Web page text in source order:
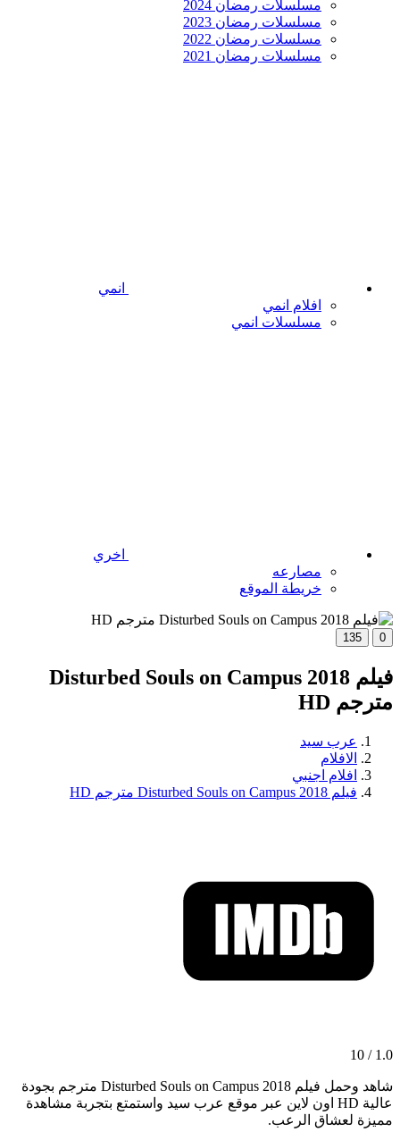
مسلسلات رمضان 2024
مسلسلات رمضان 2023
مسلسلات رمضان 2022
مسلسلات رمضان 2021
انمي
افلام انمي
مسلسلات انمي
اخري
مصارعه
خريطة الموقع
0
135
فيلم Disturbed Souls on Campus 2018
مترجم HD
عرب سيد
الافلام
افلام اجنبي
فيلم Disturbed Souls on Campus 2018 مترجم HD
1.0 / 10
شاهد وحمل فيلم Disturbed Souls on Campus 2018 مترجم بجودة
عالية HD اون لاين عبر موقع عرب سيد واستمتع بتجربة مشاهدة
مميزة لعشاق الرعب.